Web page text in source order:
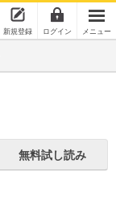
新規登録 ログイン メニュー
無料試し読み